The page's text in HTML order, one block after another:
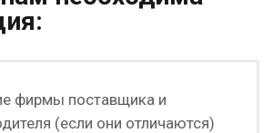
фирмы поставщика и
(если они отличаются)